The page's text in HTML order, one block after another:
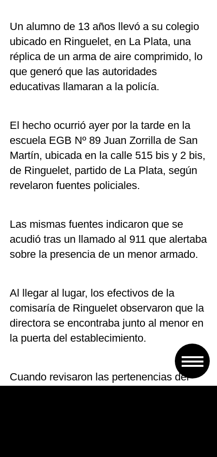
Un alumno de 13 años llevó a su colegio
ubicado en Ringuelet, en La Plata, una
réplica de un arma de aire comprimido, lo
que generó que las autoridades
educativas llamaran a la policía.
El hecho ocurrió ayer por la tarde en la
escuela EGB Nº 89 Juan Zorrilla de San
Martín, ubicada en la calle 515 bis y 2 bis,
de Ringuelet, partido de La Plata, según
revelaron fuentes policiales.
Las mismas fuentes indicaron que se
acudió tras un llamado al 911 que alertaba
sobre la presencia de un menor armado.
Al llegar al lugar, los efectivos de la
comisaría de Ringuelet observaron que la
directora se encontraba junto al menor en
la puerta del establecimiento.
Cuando revisaron las pertenencias del